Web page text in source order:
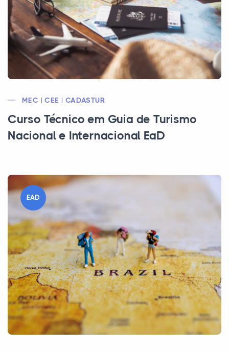
MEC | CEE | CADASTUR
Curso Técnico em Guia de Turismo
Nacional e Internacional EaD
EAD